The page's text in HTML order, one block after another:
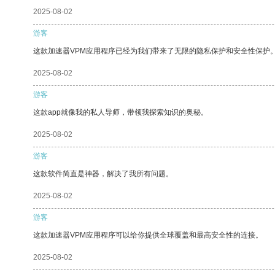
2025-08-02
游客
这款加速器VPM应用程序已经为我们带来了无限的隐私保护和安全性保护
2025-08-02
游客
这款app就像我的私人导师，带领我探索知识的奥秘。
2025-08-02
游客
这款软件简直是神器，解决了我所有问题。
2025-08-02
游客
这款加速器VPM应用程序可以给你提供全球覆盖和最高安全性的连接。
2025-08-02